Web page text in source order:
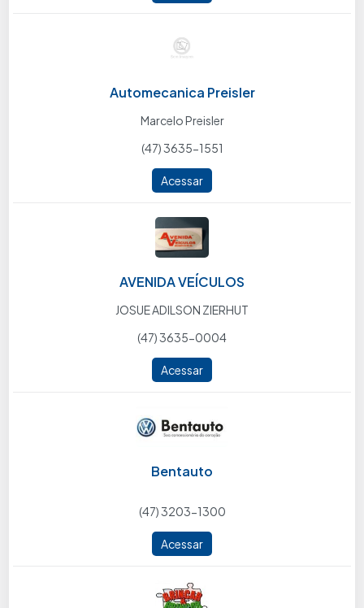
Automecanica Preisler
Marcelo Preisler
(47) 3635-1551
Acessar
AVENIDA VEÍCULOS
JOSUE ADILSON ZIERHUT
(47) 3635-0004
Acessar
Bentauto
(47) 3203-1300
Acessar